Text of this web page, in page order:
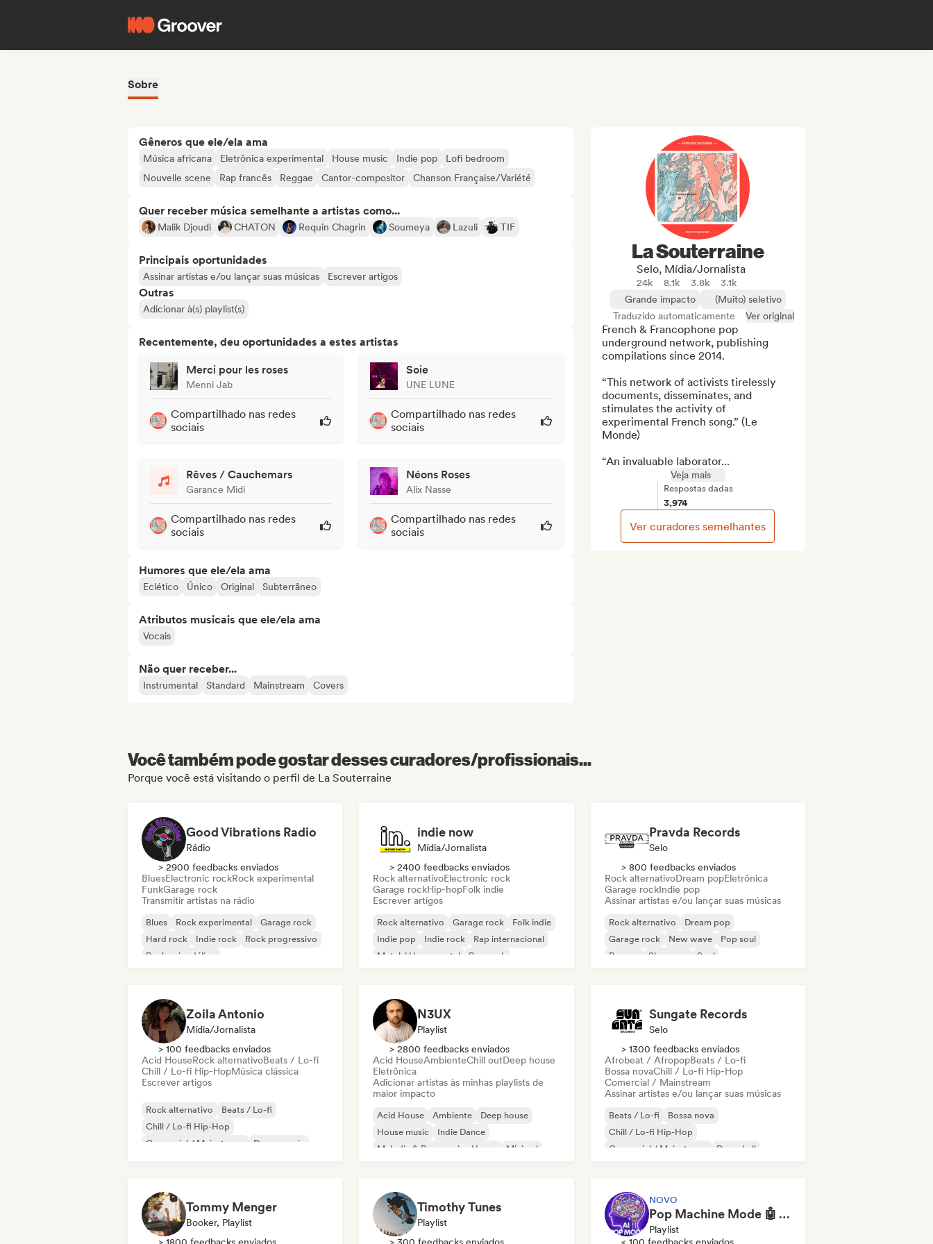
Sobre
Gêneros que ele/ela ama
Música africana Eletrônica experimental House music Indie pop
Lofi bedroom
Nouvelle scene
Rap francês Reggae Cantor-compositor Chanson Française/Variété
Quer receber música semelhante a artistas como...
Malik Djoudi CHATON Requin Chagrin Soumeya Lazuli TIF
Principais oportunidades
Assinar artistas e/ou lançar suas músicas Escrever artigos
Outras
Adicionar à(s) playlist(s)
Recentemente, deu oportunidades a estes artistas
Merci pour les roses
Menni Jab
Compartilhado nas redes
sociais
Soie
UNE LUNE
Compartilhado nas redes
sociais
Rêves / Cauchemars
Garance Midi
Compartilhado nas redes
sociais
Néons Roses
Alix Nasse
Compartilhado nas redes
sociais
Humores que ele/ela ama
Eclético Único Original Subterrâneo
Atributos musicais que ele/ela ama
Vocais
Não quer receber...
Instrumental Standard Mainstream Covers
La Souterraine
Selo, Mídia/Jornalista
24k 8.1k 3.8k
3.1k
Grande impacto
(Muito) seletivo
Traduzido automaticamente
Ver original
French & Francophone pop
underground network, publishing
compilations since 2014.
“This network of activists tirelessly
documents, disseminates, and
stimulates the activity of
experimental French song.” (Le
Monde)
“An invaluable laborator...
Veja mais
Respostas dadas
3,974
Ver curadores semelhantes
Você também pode gostar desses curadores/profissionais...
Porque você está visitando o perfil de La Souterraine
Good Vibrations Radio
Rádio
> 2900 feedbacks enviados
BluesElectronic rockRock experimental
FunkGarage rock
Transmitir artistas na rádio
Blues Rock experimental
Garage rock
Hard rock
Indie rock
Rock progressivo
Rock psicodélico
indie now
Mídia/Jornalista
> 2400 feedbacks enviados
Rock alternativoElectronic rock
Garage rockHip-hopFolk indie
Escrever artigos
Rock alternativo Garage rock
Folk indie
Indie pop
Indie rock
Rap internacional
Metal / Heavy metal
Pop rock
Pravda Records
Selo
> 800 feedbacks enviados
Rock alternativoDream popEletrônica
Garage rockIndie pop
Assinar artistas e/ou lançar suas músicas
Rock alternativo
Dream pop
Garage rock
New wave
Pop soul
Reggae
Shoegaze Soul
Zoila Antonio
Mídia/Jornalista
> 100 feedbacks enviados
Acid HouseRock alternativoBeats / Lo-fi
Chill / Lo-fi Hip-HopMúsica clássica
Escrever artigos
Rock alternativo
Beats / Lo-fi
Chill / Lo-fi Hip-Hop
Comercial / Mainstream
Dance music
N3UX
Playlist
> 2800 feedbacks enviados
Acid HouseAmbienteChill outDeep house
Eletrônica
Adicionar artistas às minhas playlists de
maior impacto
Acid House Ambiente
Deep house
House music
Indie Dance
Melodic & Progressive House
Minimal
Sungate Records
Selo
> 1300 feedbacks enviados
Afrobeat / AfropopBeats / Lo-fi
Bossa novaChill / Lo-fi Hip-Hop
Comercial / Mainstream
Assinar artistas e/ou lançar suas músicas
Beats / Lo-fi
Bossa nova
Chill / Lo-fi Hip-Hop
Comercial / Mainstream
Dancehall
Tommy Menger
Booker, Playlist
Timothy Tunes
Playlist
NOVO
Pop Machine Mode 🤖 AI Music, Indie Pop & Dream Pop
Playlist